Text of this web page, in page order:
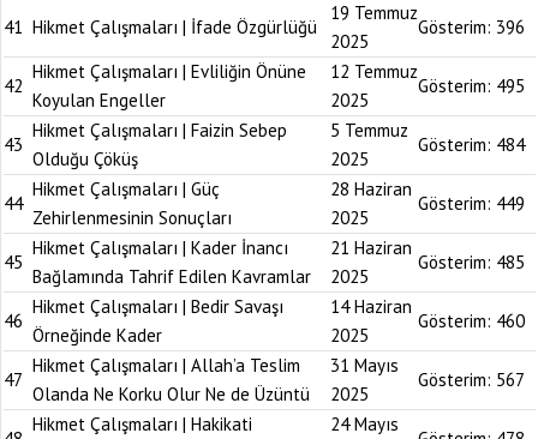
41 Hikmet Çalışmaları | İfade Özgürlüğü
19 Temmuz
2025
Gösterim: 396
42
Hikmet Çalışmaları | Evliliğin Önüne
Koyulan Engeller
12 Temmuz
2025
Gösterim: 495
43
Hikmet Çalışmaları | Faizin Sebep
Olduğu Çöküş
5 Temmuz
2025
Gösterim: 484
44
Hikmet Çalışmaları | Güç
Zehirlenmesinin Sonuçları
28 Haziran
2025
Gösterim: 449
45
Hikmet Çalışmaları | Kader İnancı
Bağlamında Tahrif Edilen Kavramlar
21 Haziran
2025
Gösterim: 485
46
Hikmet Çalışmaları | Bedir Savaşı
Örneğinde Kader
14 Haziran
2025
Gösterim: 460
47
Hikmet Çalışmaları | Allah’a Teslim
Olanda Ne Korku Olur Ne de Üzüntü
31 Mayıs
2025
Gösterim: 567
Hikmet Çalışmaları | Hakikati 24 Mayıs